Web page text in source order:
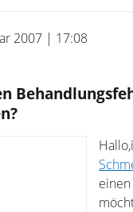
2007 | 17:08